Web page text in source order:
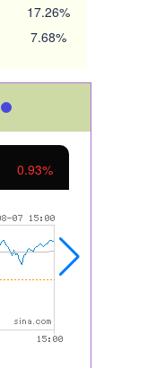
17.26%
7.68%
0.93%